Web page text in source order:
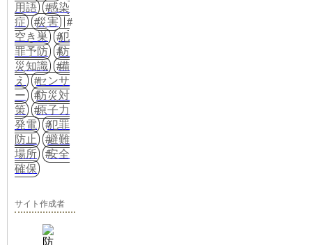
用語
感染
症
災害
空き巣
犯
罪予防
防
災知識
備
え
センサ
ー
防災対
策
原子力
発電
犯罪
防止
避難
場所
安全
確保
サイト作成者